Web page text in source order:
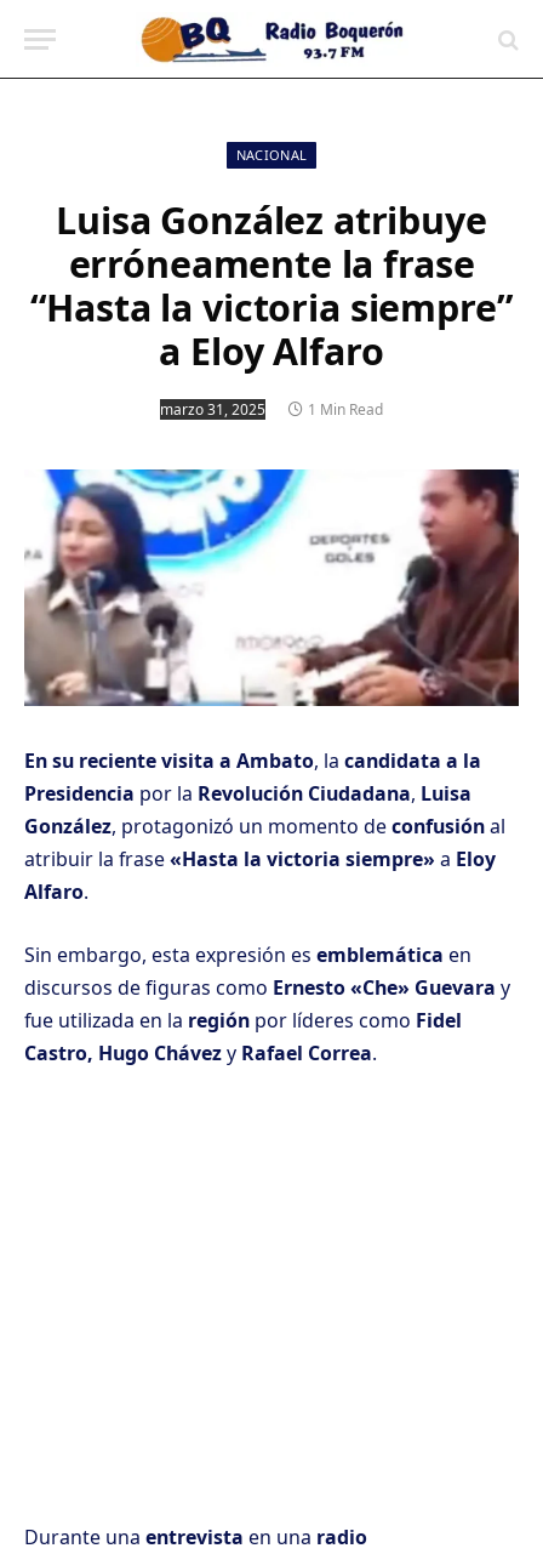
NACIONAL
Luisa González atribuye
erróneamente la frase
“Hasta la victoria siempre”
a Eloy Alfaro
marzo 31, 2025 1 Min Read
En su reciente visita a Ambato, la candidata a la
Presidencia por la Revolución Ciudadana, Luisa
González, protagonizó un momento deconfusiónal
atribuir la frase«Hasta la victoria siempre» a Eloy
Alfaro.
Sin embargo, esta expresión es emblemática en
discursos de figuras como Ernesto «Che» Guevara y
fue utilizada en la región por líderes como Fidel
Castro, Hugo Chávezy Rafael Correa.
Durante una entrevista en una radio